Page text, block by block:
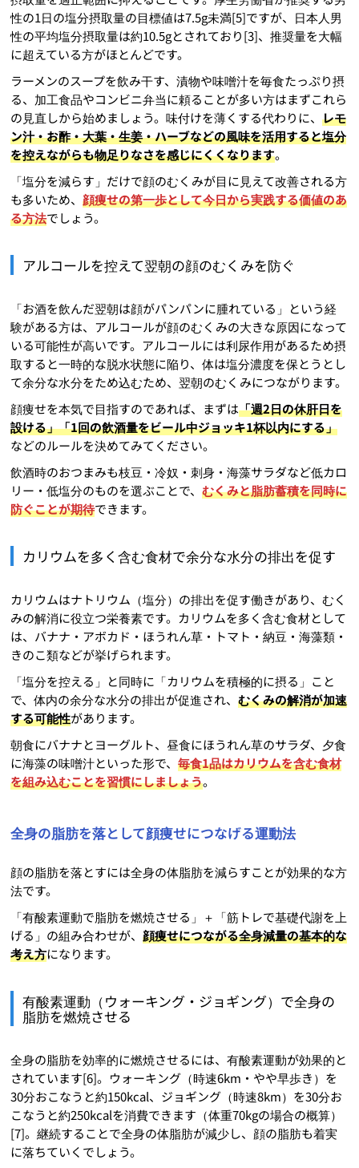
性の1日の塩分摂取量の目標値は7.5g未満[5]ですが、日本人男
性の平均塩分摂取量は約10.5gとされており[3]、推奨量を大幅
に超えている方がほとんどです。
ラーメンのスープを飲み干す、漬物や味噌汁を毎食たっぷり摂
る、加工食品やコンビニ弁当に頼ることが多い方はまずこれら
の見直しから始めましょう。味付けを薄くする代わりに、レモ
ン汁・お酢・大葉・生姜・ハーブなどの風味を活用すると塩分
を控えながらも物足りなさを感じにくくなります。
「塩分を減らす」だけで顔のむくみが目に見えて改善される方
も多いため、顔痩せの第一歩として今日から実践する価値のあ
る方法でしょう。
アルコールを控えて翌朝の顔のむくみを防ぐ
「お酒を飲んだ翌朝は顔がパンパンに腫れている」という経
験がある方は、アルコールが顔のむくみの大きな原因になって
いる可能性が高いです。アルコールには利尿作用があるため摂
取すると一時的な脱水状態に陥り、体は塩分濃度を保とうとし
て余分な水分をため込むため、翌朝のむくみにつながります。
顔痩せを本気で目指すのであれば、まずは「週2日の休肝日を
設ける」「1回の飲酒量をビール中ジョッキ1杯以内にする」
などのルールを決めてみてください。
飲酒時のおつまみも枝豆・冷奴・刺身・海藻サラダなど低カロ
リー・低塩分のものを選ぶことで、むくみと脂肪蓄積を同時に
防ぐことが期待できます。
カリウムを多く含む食材で余分な水分の排出を促す
カリウムはナトリウム（塩分）の排出を促す働きがあり、むく
みの解消に役立つ栄養素です。カリウムを多く含む食材として
は、バナナ・アボカド・ほうれん草・トマト・納豆・海藻類・
きのこ類などが挙げられます。
「塩分を控える」と同時に「カリウムを積極的に摂る」こと
で、体内の余分な水分の排出が促進され、むくみの解消が加速
する可能性があります。
朝食にバナナとヨーグルト、昼食にほうれん草のサラダ、夕食
に海藻の味噌汁といった形で、毎食1品はカリウムを含む食材
を組み込むことを習慣にしましょう。
全身の脂肪を落として顔痩せにつなげる運動法
顔の脂肪を落とすには全身の体脂肪を減らすことが効果的な方
法です。
「有酸素運動で脂肪を燃焼させる」＋「筋トレで基礎代謝を上
げる」の組み合わせが、顔痩せにつながる全身減量の基本的な
考え方になります。
有酸素運動（ウォーキング・ジョギング）で全身の
脂肪を燃焼させる
全身の脂肪を効率的に燃焼させるには、有酸素運動が効果的と
されています[6]。ウォーキング（時速6km・やや早歩き）を
30分おこなうと約150kcal、ジョギング（時速8km）を30分お
こなうと約250kcalを消費できます（体重70kgの場合の概算）
[7]。継続することで全身の体脂肪が減少し、顔の脂肪も着実
に落ちていくでしょう。